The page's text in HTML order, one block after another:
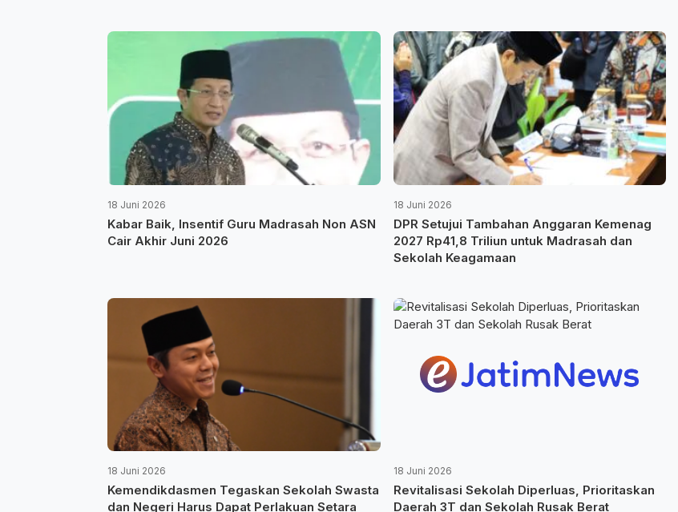
18 Juni 2026
Kabar Baik, Insentif Guru Madrasah Non ASN
Cair Akhir Juni 2026
18 Juni 2026
DPR Setujui Tambahan Anggaran Kemenag
2027 Rp41,8 Triliun untuk Madrasah dan
Sekolah Keagamaan
18 Juni 2026
Kemendikdasmen Tegaskan Sekolah Swasta
dan Negeri Harus Dapat Perlakuan Setara
18 Juni 2026
Revitalisasi Sekolah Diperluas, Prioritaskan
Daerah 3T dan Sekolah Rusak Berat